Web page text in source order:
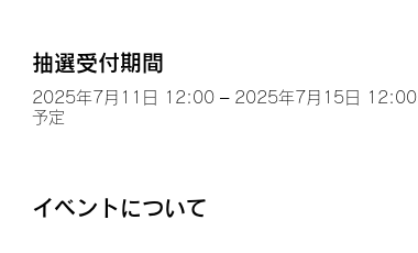
抽選受付期間
2025年7月11日 12:00 – 2025年7月15日 12:00
予定
イベントについて